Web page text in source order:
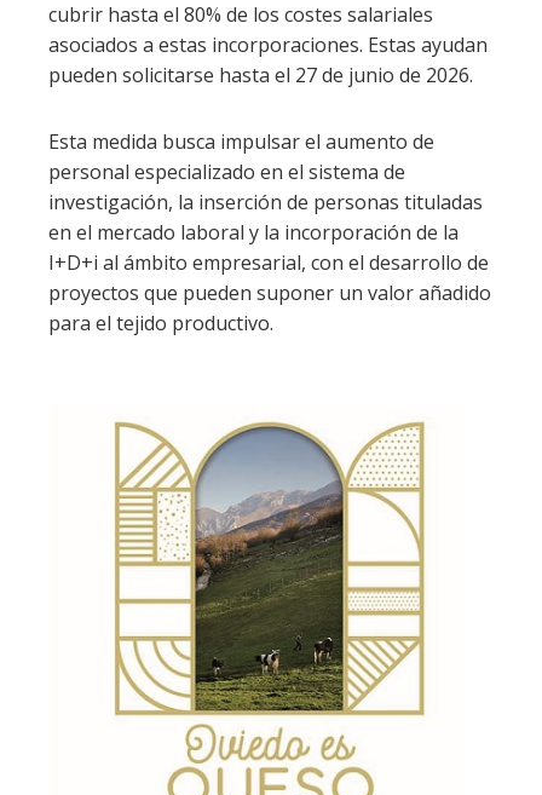
cubrir hasta el 80% de los costes salariales
asociados a estas incorporaciones. Estas ayudan
pueden solicitarse hasta el 27 de junio de 2026.
Esta medida busca impulsar el aumento de
personal especializado en el sistema de
investigación, la inserción de personas tituladas
en el mercado laboral y la incorporación de la
I+D+i al ámbito empresarial, con el desarrollo de
proyectos que pueden suponer un valor añadido
para el tejido productivo.